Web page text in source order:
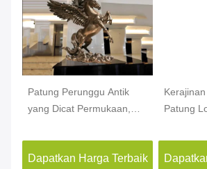
Patung Perunggu Antik
yang Dicat Permukaan,
Dalam Ruangan
Dapatkan Harga Terbaik
Patung
Dekorasi